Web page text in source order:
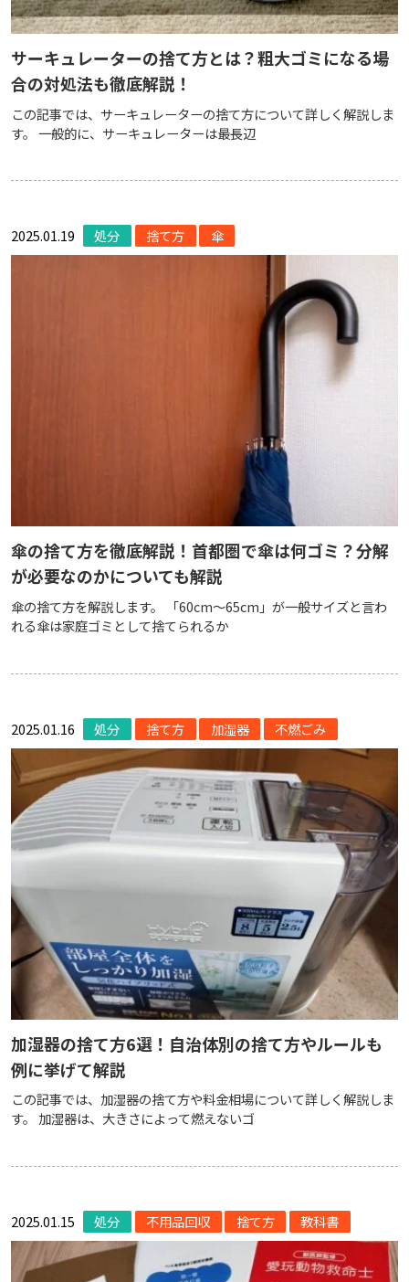
サーキュレーターの捨て方とは？粗大ゴミになる場
合の対処法も徹底解説！
この記事では、サーキュレーターの捨て方について詳しく解説しま
す。 一般的に、サーキュレーターは最長辺
2025.01.19 処分 捨て方 傘
傘の捨て方を徹底解説！首都圏で傘は何ゴミ？分解
が必要なのかについても解説
傘の捨て方を解説します。 「60cm〜65cm」が一般サイズと言わ
れる傘は家庭ゴミとして捨てられるか
2025.01.16 処分 捨て方 加湿器 不燃ごみ
加湿器の捨て方6選！自治体別の捨て方やルールも
例に挙げて解説
この記事では、加湿器の捨て方や料金相場について詳しく解説しま
す。 加湿器は、大きさによって燃えないゴ
2025.01.15 処分 不用品回収 捨て方 教科書